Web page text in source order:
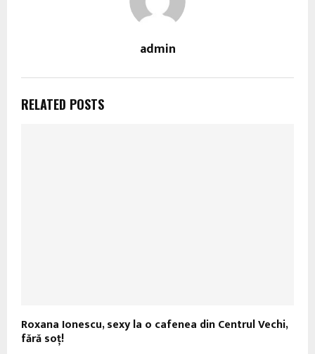
admin
RELATED POSTS
Roxana Ionescu, sexy la o cafenea din Centrul Vechi,
fără soţ!